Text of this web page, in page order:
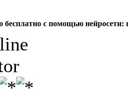
бесплатно с помощью